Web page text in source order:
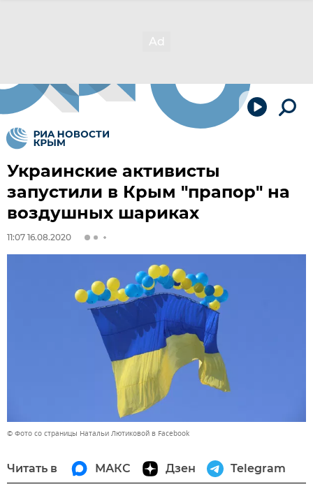
Украинские активисты
запустили в Крым "прапор" на
воздушных шариках
11:07 16.08.2020
© Фото со страницы Натальи Лютиковой в Facebook
Читать в МАКС Дзен Telegram